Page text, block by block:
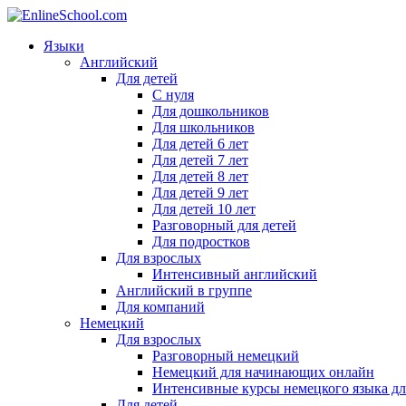
Языки
Английский
Для детей
С нуля
Для дошкольников
Для школьников
Для детей 6 лет
Для детей 7 лет
Для детей 8 лет
Для детей 9 лет
Для детей 10 лет
Разговорный для детей
Для подростков
Для взрослых
Интенсивный английский
Английский в группе
Для компаний
Немецкий
Для взрослых
Разговорный немецкий
Немецкий для начинающих онлайн
Интенсивные курсы немецкого языка